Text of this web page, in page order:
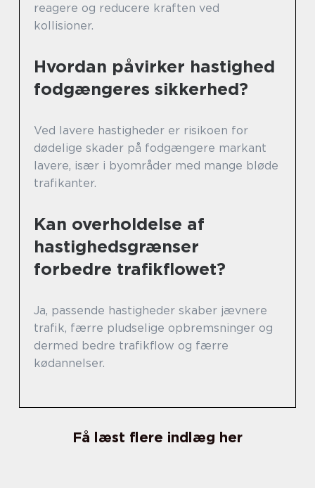
reagere og reducere kraften ved
kollisioner.
Hvordan påvirker hastighed
fodgængeres sikkerhed?
Ved lavere hastigheder er risikoen for
dødelige skader på fodgængere markant
lavere, især i byområder med mange bløde
trafikanter.
Kan overholdelse af
hastighedsgrænser
forbedre trafikflowet?
Ja, passende hastigheder skaber jævnere
trafik, færre pludselige opbremsninger og
dermed bedre trafikflow og færre
kødannelser.
Få læst flere indlæg her